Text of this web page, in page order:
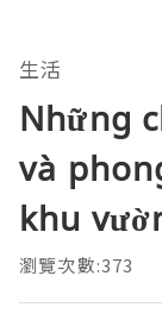
生活
Những
và
khu
瀏覽次數:373